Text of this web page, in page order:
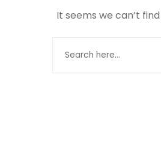
It seems we can’t